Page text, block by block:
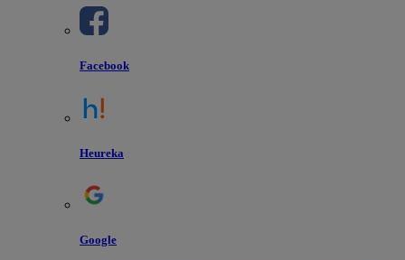
Facebook
Heureka
Google